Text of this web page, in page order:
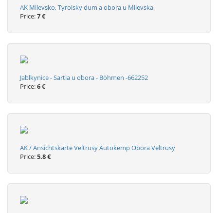
AK Milevsko, Tyrolsky dum a obora u Milevska
Price:7 €
Jablkynice - Sartia u obora - Böhmen -662252
Price:6 €
AK / Ansichtskarte Veltrusy Autokemp Obora Veltrusy
Price:5.8 €